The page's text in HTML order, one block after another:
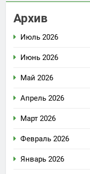
Архив
Июль 2026
Июнь 2026
Май 2026
Апрель 2026
Март 2026
Февраль 2026
Январь 2026